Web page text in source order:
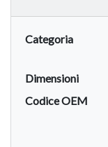
Categoria
Dimensioni
Codice OEM